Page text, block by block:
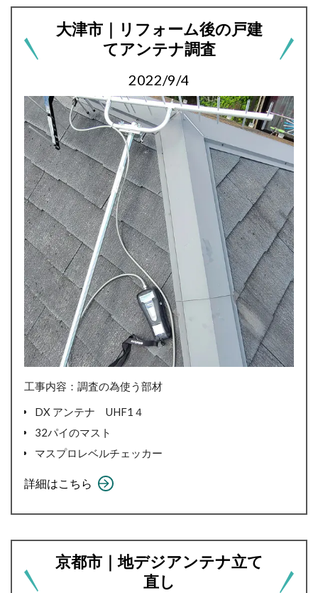
大津市｜リフォーム後の戸建
てアンテナ調査
2022/9/4
工事内容：調査の為使う部材
DX アンテナ UHF1４
32パイのマスト
マスプロレベルチェッカー
詳細はこちら
京都市｜地デジアンテナ立て
直し